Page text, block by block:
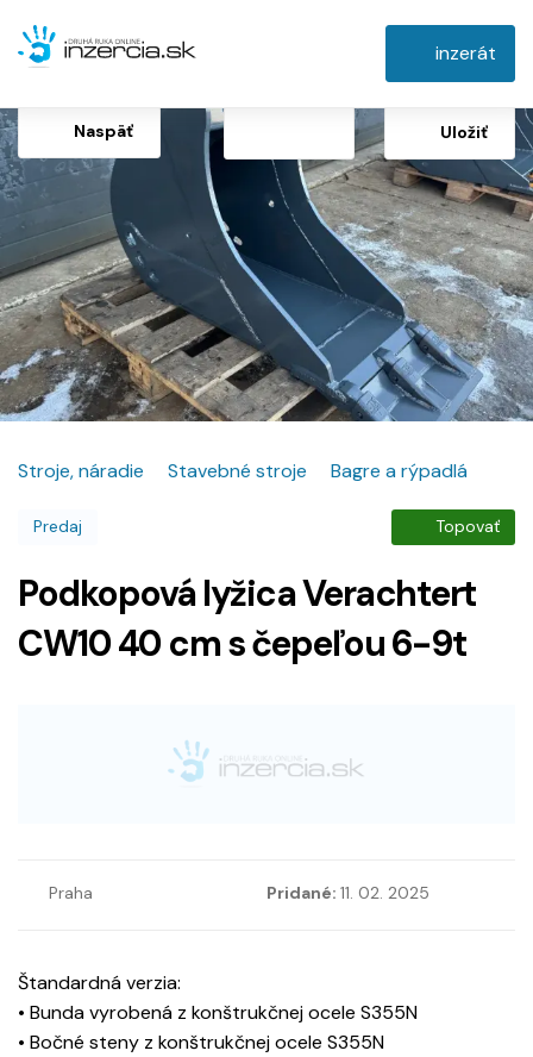
inzerát
Naspäť Uložiť
Stroje, náradie Stavebné stroje Bagre a rýpadlá
Predaj Topovať
Podkopová lyžica Verachtert
CW10 40 cm s čepeľou 6-9t
Praha Pridané: 11. 02. 2025
Štandardná verzia:
• Bunda vyrobená z konštrukčnej ocele S355N
• Bočné steny z konštrukčnej ocele S355N